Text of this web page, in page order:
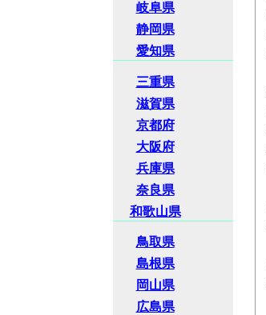
岐阜県
静岡県
愛知県
三重県
滋賀県
京都府
大阪府
兵庫県
奈良県
和歌山県
鳥取県
島根県
岡山県
広島県